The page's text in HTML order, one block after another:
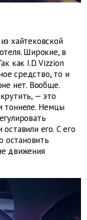
хайтековской
Широкие, в
как I.D. Vizzion
средство, то и
нет. Вообще.
— это
тоннеле. Немцы
его. С его
движения